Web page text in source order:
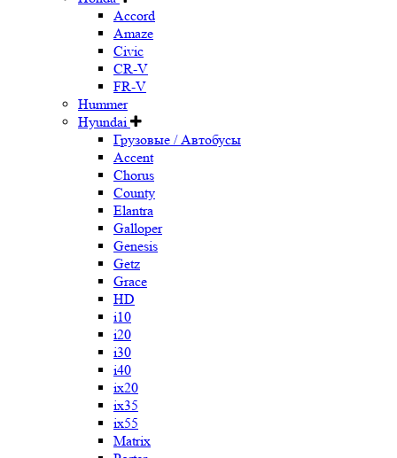
Accord
Amaze
Civic
CR-V
FR-V
Hummer
Hyundai
Грузовые / Автобусы
Accent
Chorus
County
Elantra
Galloper
Genesis
Getz
Grace
HD
i10
i20
i30
i40
ix20
ix35
ix55
Matrix